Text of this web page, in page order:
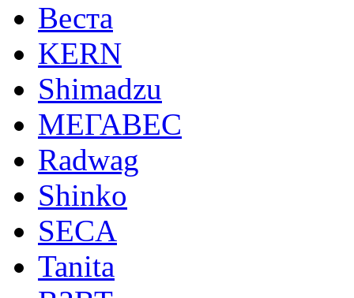
Веста
KERN
Shimadzu
МЕГАВЕС
Radwag
Shinko
SECA
Tanita